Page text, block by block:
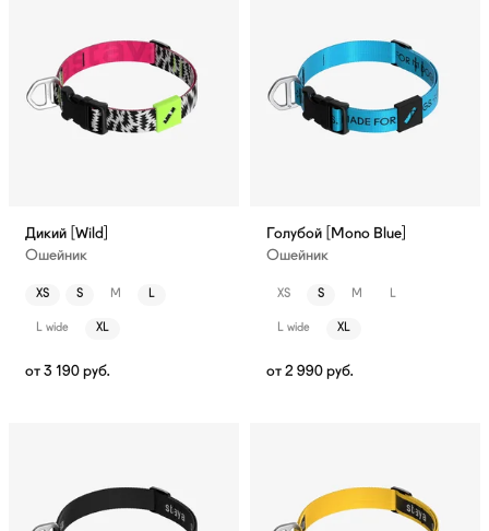
Дикий [Wild]
Ошейник
XS S M L
L wide XL
от 3 190 руб.
Голубой [Mono Blue]
Ошейник
XS S M L
L wide XL
от 2 990 руб.